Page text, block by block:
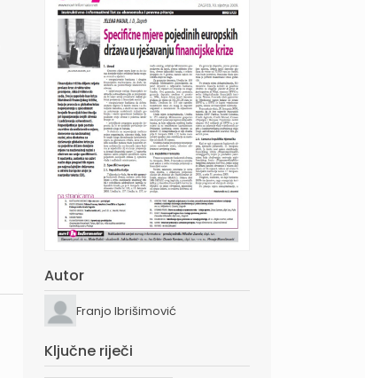
Autor
Franjo Ibrišimović
Ključne riječi